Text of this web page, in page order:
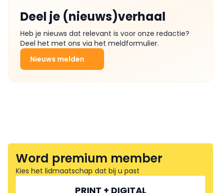
Deel je (nieuws)verhaal
Heb je nieuws dat relevant is voor onze redactie?
Deel het met ons via het meldformulier.
Nieuws melden
Word premium member
Kies het lidmaatschap dat bij u past
PRINT + DIGITAL